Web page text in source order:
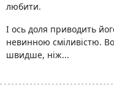
любити.
І ось доля приводить
невинною сміливістю.
швидше, ніж...